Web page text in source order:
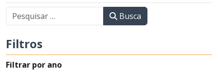
Busca
Filtros
Filtrar por ano